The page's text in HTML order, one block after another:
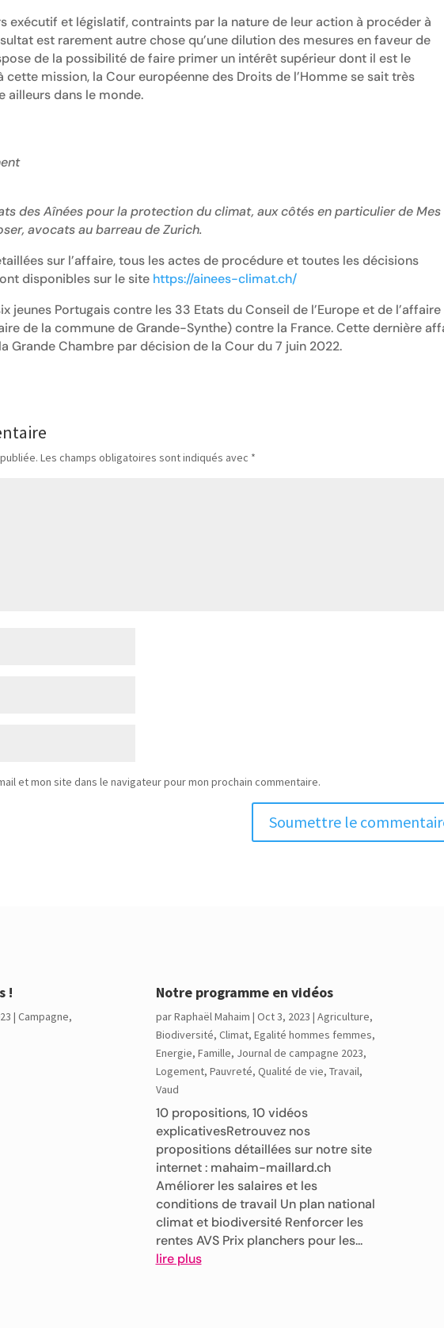
exécutif et législatif, contraints par la nature de leur action à procéder à
est rarement autre chose qu’une dilution des mesures en faveur de
de la possibilité de faire primer un intérêt supérieur dont il est le
cette mission, la Cour européenne des Droits de l’Homme se sait très
ailleurs dans le monde.
des Aînées pour la protection du climat, aux côtés en particulier de Mes
avocats au barreau de Zurich.
sur l’affaire, tous les actes de procédure et toutes les décisions
disponibles sur le site https://ainees-climat.ch/
jeunes Portugais contre les 33 Etats du Conseil de l’Europe et de l’affaire
de la commune de Grande-Synthe) contre la France. Cette dernière
Grande Chambre par décision de la Cour du 7 juin 2022.
Les champs obligatoires sont indiqués avec *
et mon site dans le navigateur pour mon prochain commentaire.
Soumettre le
!
|Campagne,
Notre programme en vidéos
parRaphaël Mahaim | Oct 3, 2023 | Agriculture,
Biodiversité, Climat, Egalité hommes femmes,
Energie, Famille, Journal de campagne 2023,
Logement, Pauvreté, Qualité de vie, Travail,
Vaud
10 propositions, 10 vidéos
explicativesRetrouvez nos
propositions détaillées sur notre site
internet : mahaim-maillard.ch
Améliorer les salaires et les
conditions de travail Un plan national
climat et biodiversité Renforcer les
rentes AVS Prix planchers pour les...
lire plus